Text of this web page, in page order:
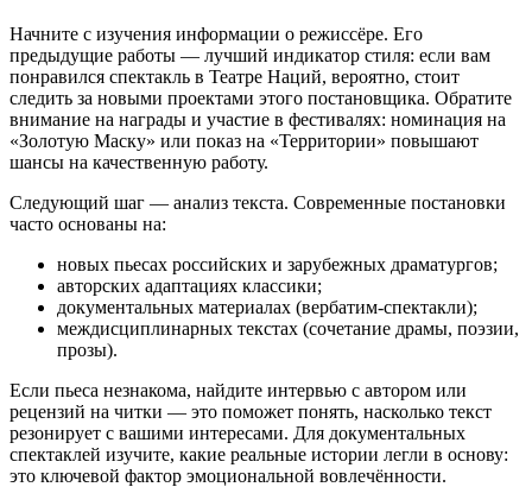
Начните с изучения информации о режиссёре. Его
предыдущие работы — лучший индикатор стиля: если вам
понравился спектакль в Театре Наций, вероятно, стоит
следить за новыми проектами этого постановщика. Обратите
внимание на награды и участие в фестивалях: номинация на
«Золотую Маску» или показ на «Территории» повышают
шансы на качественную работу.
Следующий шаг — анализ текста. Современные постановки
часто основаны на:
новых пьесах российских и зарубежных драматургов;
авторских адаптациях классики;
документальных материалах (вербатим-спектакли);
междисциплинарных текстах (сочетание драмы, поэзии,
прозы).
Если пьеса незнакома, найдите интервью с автором или
рецензий на читки — это поможет понять, насколько текст
резонирует с вашими интересами. Для документальных
спектаклей изучите, какие реальные истории легли в основу:
это ключевой фактор эмоциональной вовлечённости.